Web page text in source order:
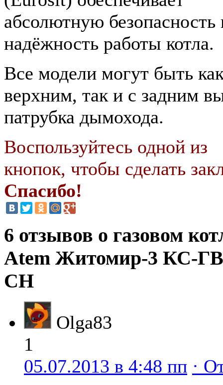
абсолютную безопасность
надёжность работы котла.
Все модели могут быть
верхним, так и с задним
патрубка дымохода.
Воспользуйтесь одной из
кнопок, чтобы сделать
Спасибо!
6 отзывов о газовом
Atem Житомир-3 КС-
СН
Olga83
1
05.07.2013 в 4:48 пп ·